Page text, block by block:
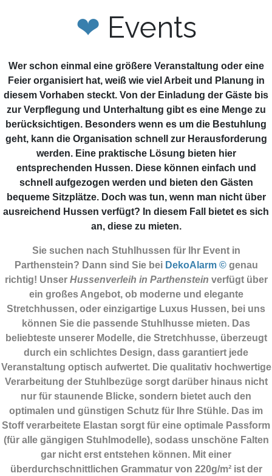
❤ Events
Wer schon einmal eine größere Veranstaltung oder eine
Feier organisiert hat, weiß wie viel Arbeit und Planung in
diesem Vorhaben steckt. Von der Einladung der Gäste bis
zur Verpflegung und Unterhaltung gibt es eine Menge zu
berücksichtigen. Besonders wenn es um die Bestuhlung
geht, kann die Organisation schnell zur Herausforderung
werden. Eine praktische Lösung bieten hier
entsprechenden Hussen. Diese können einfach und
schnell aufgezogen werden und bieten den Gästen
bequeme Sitzplätze. Doch was tun, wenn man nicht über
ausreichend Hussen verfügt? In diesem Fall bietet es sich
an, diese zu mieten.
Sie suchen nach Stuhlhussen für Ihr Event in
Parthenstein? Dann sind Sie bei DekoAlarm © genau
richtig! Unser Hussenverleih in Parthenstein verfügt über
ein großes Angebot, ob moderne und elegante
Stretchhussen, oder einzigartige Luxus Hussen, bei uns
können Sie die passende Stuhlhusse mieten. Das
beliebteste unserer Modelle, die Stretchhusse, überzeugt
durch ein schlichtes Design, dass garantiert jede
Veranstaltung optisch aufwertet. Die qualitativ hochwertige
Verarbeitung der Stuhlbezüge sorgt darüber hinaus nicht
nur für staunende Blicke, sondern bietet auch den
optimalen und günstigen Schutz für Ihre Stühle. Das im
Stoff verarbeitete Elastan sorgt für eine optimale Passform
(für alle gängigen Stuhlmodelle), sodass unschöne Falten
gar nicht erst entstehen können. Mit einer
überdurchschnittlichen Grammatur von 220g/m² ist der